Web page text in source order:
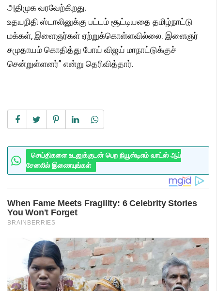
அதிமுக வரவேற்கிறது.
உதயநிதி ஸ்டாலினுக்கு பட்டம் சூட்டியதை தமிழ்நாட்டு
மக்கள், இளைஞர்கள் ஏற்றுக்கொள்ளவில்லை. இளைஞர்
சமுதாயம் கொதித்து போய் விஜய் மாநாட்டுக்குச்
சென்றுள்ளனர்” என்று தெரிவித்தார்.
செய்திகளை உடனுக்குடன் பெற நியூஸ்டிஎம் வாட்ஸ் ஆப்
சேனலில் இணையுங்கள்